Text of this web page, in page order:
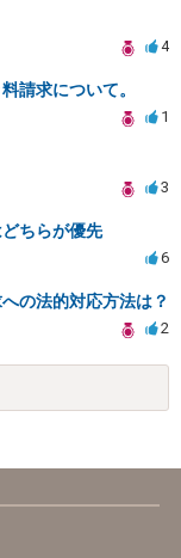
4
請求について。
1
3
ちらが優先
6
の法的対応方法は？
2